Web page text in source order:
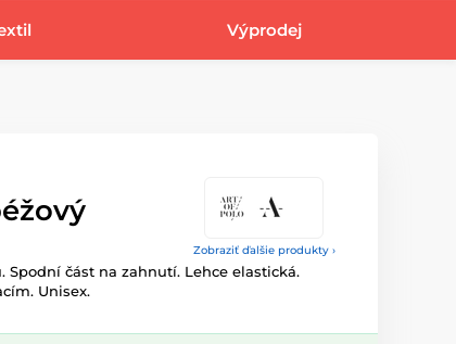
Výprodej
Zobraziť ďalšie produkty ›
část na zahnutí. Lehce elastická.
Unisex.